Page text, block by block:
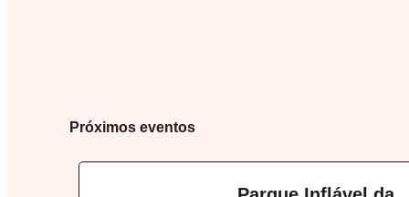
Próximos eventos